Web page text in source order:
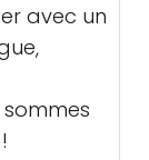
avec un